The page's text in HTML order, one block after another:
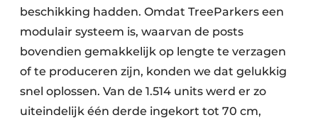
beschikking hadden. Omdat TreeParkers een
modulair systeem is, waarvan de posts
bovendien gemakkelijk op lengte te verzagen
of te produceren zijn, konden we dat gelukkig
snel oplossen. Van de 1.514 units werd er zo
uiteindelijk één derde ingekort tot 70 cm,